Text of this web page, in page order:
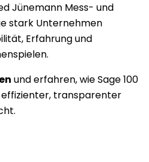
Jünemann Mess- und
stark Unternehmen
Erfahrung und
und erfahren, wie Sage 100
transparenter